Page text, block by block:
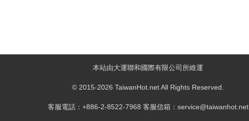
本站由大運聯和國際有限公司所維運
© 2015-2026 TaiwanHot.net All Rights Reserved.
客服電話：+886-2-8522-7968 客服信箱：service@taiwanhot.net